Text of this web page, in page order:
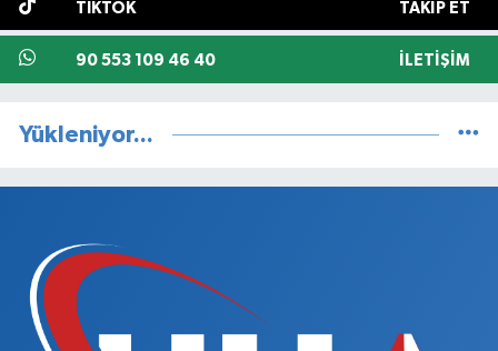
TIKTOK TAKIP ET
90 553 109 46 40 İLETIŞIM
Yükleniyor...